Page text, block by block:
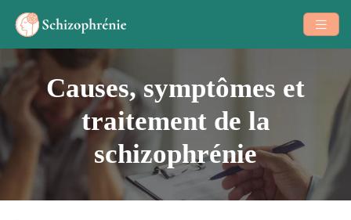
Causes, symptômes et
traitement de la
schizophrénie